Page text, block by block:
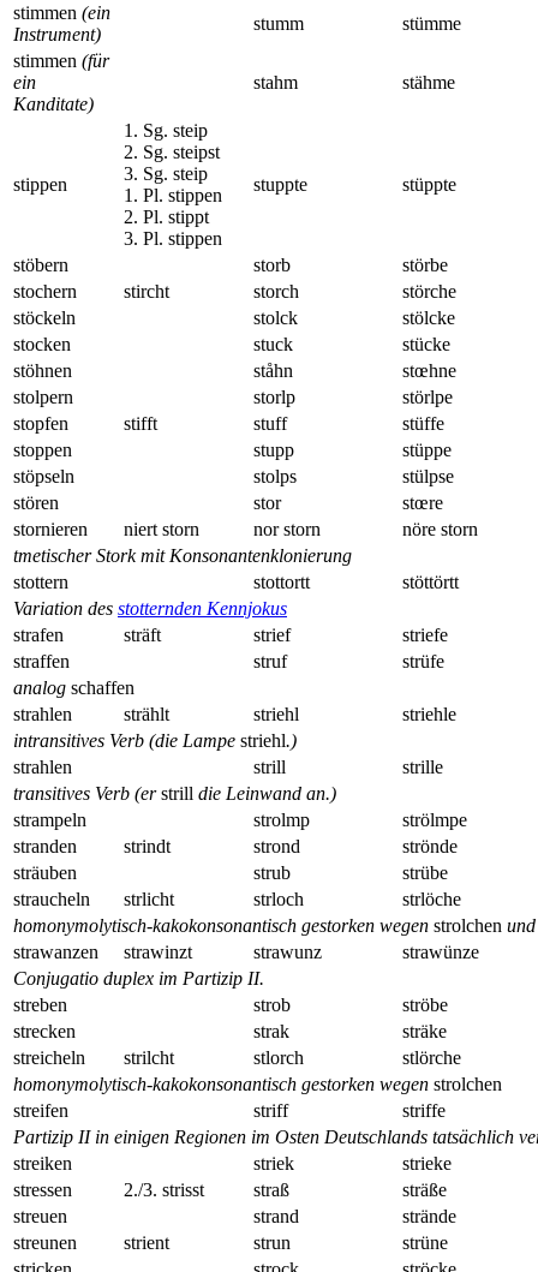
stimmen (ein
Instrument)
stumm
stümme
stimmen (für
ein
Kanditate)
stahm stähme
stippen
1. Sg. steip
2. Sg. steipst
3. Sg. steip
1. Pl. stippen
2. Pl. stippt
3. Pl. stippen
stuppte stüppte
stöbern storb
störbe
stochern
stircht storch
störche
stöckeln
stolck
stölcke
stocken
stuck
stücke
stöhnen
ståhn
stœhne
stolpern
storlp
störlpe
stopfen
stifft stuff
stüffe
stoppen
stupp
stüppe
stöpseln
stolps
stülpse
stören
stor
stœre
stornieren
niert storn nor storn
nöre storn
tmetischer Stork mit Konsonantenklonierung
stottern
stottortt
stöttörtt
Variation des stotternden Kennjokus
strafen
sträft strief
striefe
straffen
struf
strüfe
analog schaffen
strahlen
strählt striehl
striehle
intransitives Verb (die Lampe striehl.)
strahlen
strill
strille
transitives Verb (erstrill die Leinwand an.)
strampeln
strolmp
strölmpe
stranden
strindt strond
strönde
sträuben
strub
strübe
straucheln
strlicht strloch
strlöche
homonymolytisch-kakokonsonantisch gestorken wegen strolchen
strawanzen
strawinzt strawunz
strawünze
Conjugatio duplex im Partizip II.
streben
strob
ströbe
strecken
strak
sträke
streicheln
strilcht stlorch
stlörche
homonymolytisch-kakokonsonantisch gestorken wegen strolchen
streifen
striff
striffe
Partizip II in einigen Regionen im Osten Deutschlands tatsächlich
streiken
striek
strieke
stressen
2./3. strisst straß
sträße
streuen
strand
strände
streunen
strient strun
strüne